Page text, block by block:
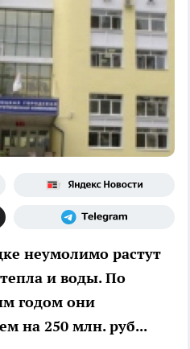
неумолимо растут
и воды. По
годом они
на 250 млн. руб...